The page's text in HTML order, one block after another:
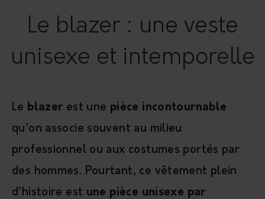
Le blazer : une veste
unisexe et intemporelle
Le blazer est une pièce incontournable
qu’on associe souvent au milieu
professionnel ou aux costumes portés par
des hommes. Pourtant, ce vêtement plein
d’histoire est une pièce unisexe par